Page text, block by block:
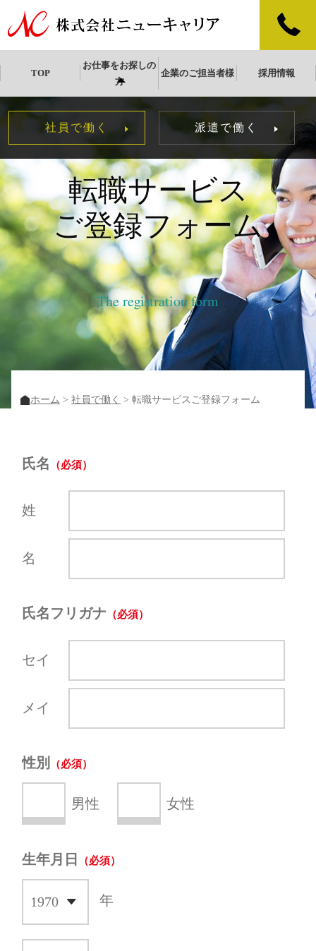
TOP
お仕事をお探しの
方
企業のご担当者様 採用情報
社員で働く 派遣で働く
転職サービス
ご登録フォーム
The registration form
ホーム 社員で働く 転職サービスご登録フォーム
氏名
姓
名
氏名フリガナ
セイ
メイ
性別
男性 女性
生年月日
年